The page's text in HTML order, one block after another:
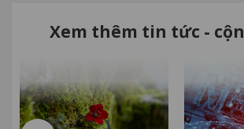
Xem thêm tin tức -